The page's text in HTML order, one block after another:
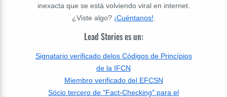
inexacta que se está volviendo viral en internet.
¿Viste algo? ¡Cuéntanos!
Lead Stories es un:
Signatario verificado delos Códigos de Princípios
de la IFCN
Miembro verificado del EFCSN
Sócio tercero de "Fact-Checking" para el